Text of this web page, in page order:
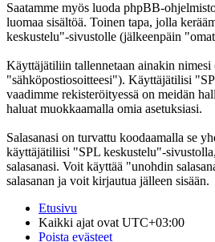
Saatamme myös luoda phpBB-
luomaa sisältöä. Toinen tapa, jolla
keskustelu"-sivustolle (jälkeenpäin
Käyttäjätiliin tallennetaan ainakin
"sähköpostiosoitteesi"). Käyttäjätilisi
vaadimme rekisteröityessä on meidän
haluat muokkaamalla omia asetuksiasi.
Salasanasi on turvattu koodaamalla se
käyttäjätiliisi "SPL keskustelu"-
salasanasi. Voit käyttää "unohdin
salasanan ja voit kirjautua jälleen sisään.
Etusivu
Kaikki ajat ovat UTC+03:00
Poista evästeet